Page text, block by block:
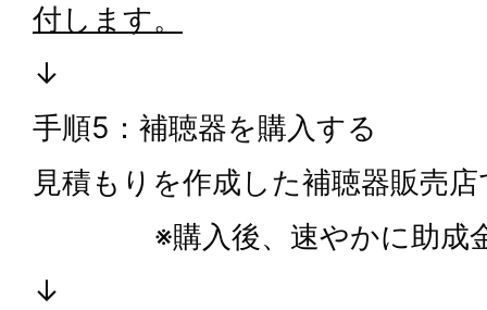
付します。
↓
手順5：補聴器を購入する
見積もりを作成した補聴器販売
※購入後、速やかに助成金
↓